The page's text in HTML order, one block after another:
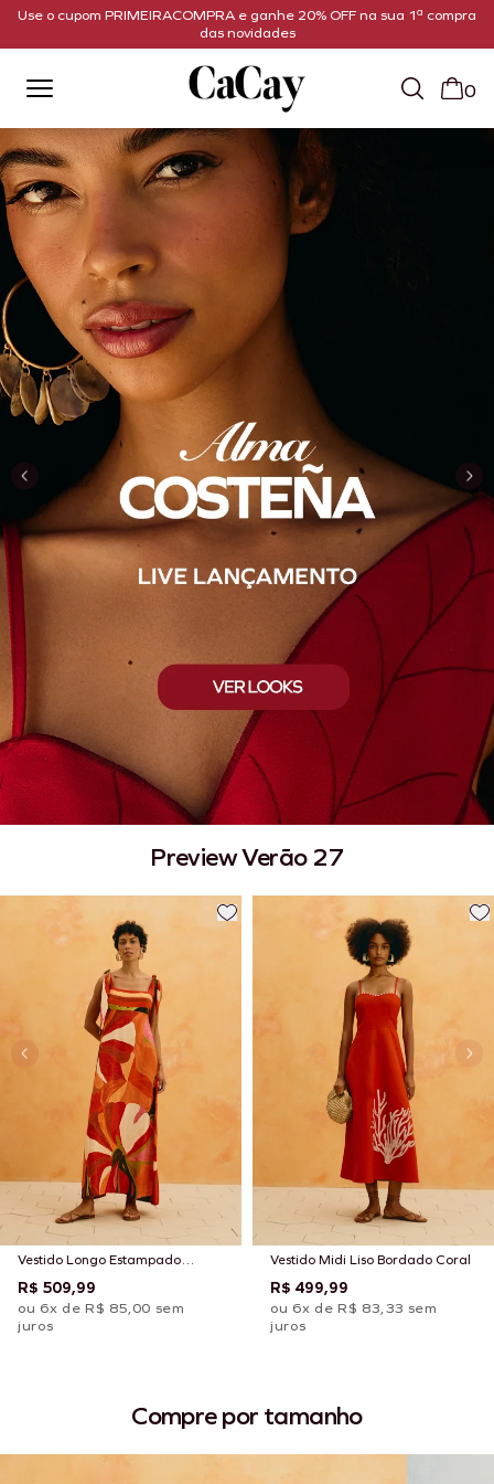
Use o cupom PRIMEIRACOMPRA e ganhe 20% OFF na sua 1ª compra
das novidades
0
Moda
feminina
carioca,
brasileira
latina
|
CaCay
Preview Verão 27
Vestido Longo Estampado
Latina
R$ 509,99
ou 6x de R$ 85,00 sem
juros
Vestido Midi Liso Bordado Coral
R$ 499,99
ou 6x de R$ 83,33 sem
juros
Compre por tamanho